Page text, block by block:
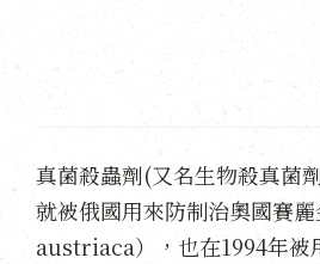
真菌殺蟲劑(又名生物殺真菌
就被俄國用來防制治奧國賽
austriaca），也在1994年被